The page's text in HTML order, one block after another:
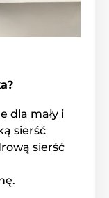
anionowych
nielonowych
dla mały i
sierść
sierść